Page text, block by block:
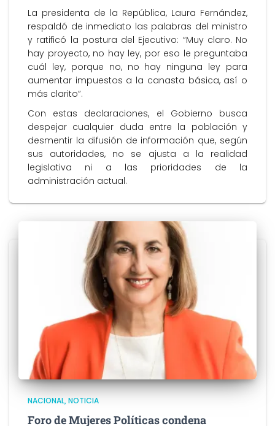
La presidenta de la República, Laura Fernández,
respaldó de inmediato las palabras del ministro
y ratificó la postura del Ejecutivo: “Muy claro. No
hay proyecto, no hay ley, por eso le preguntaba
cuál ley, porque no, no hay ninguna ley para
aumentar impuestos a la canasta básica, así o
más clarito”.
Con estas declaraciones, el Gobierno busca
despejar cualquier duda entre la población y
desmentir la difusión de información que, según
sus autoridades, no se ajusta a la realidad
legislativa ni a las prioridades de la
administración actual.
NACIONAL NOTICIA
Foro de Mujeres Políticas condena